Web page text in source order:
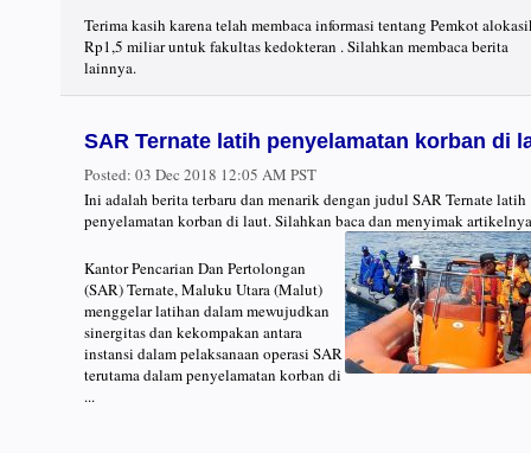
Terima kasih karena telah membaca informasi tentang Pemkot
Rp1,5 miliar untuk fakultas kedokteran . Silahkan membaca berita
lainnya.
SAR Ternate latih penyelamatan korban di
Posted: 03 Dec 2018 12:05 AM PST
Ini adalah berita terbaru dan menarik dengan judul SAR Ternate latih
penyelamatan korban di laut. Silahkan baca dan menyimak
Kantor Pencarian Dan Pertolongan
(SAR) Ternate, Maluku Utara (Malut)
menggelar latihan dalam mewujudkan
sinergitas dan kekompakan antara
instansi dalam pelaksanaan operasi SAR
terutama dalam penyelamatan korban di
...